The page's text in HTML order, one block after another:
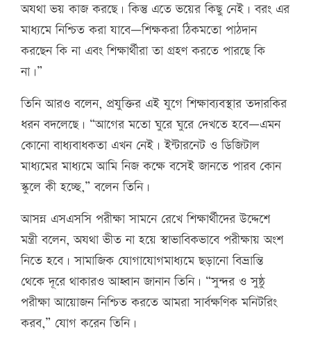
অযথা ভয় কাজ করছে। কিন্তু এতে ভয়ের কিছু নেই। বরং এর
মাধ্যমে নিশ্চিত করা যাবে—শিক্ষকরা ঠিকমতো পাঠদান
করছেন কি না এবং শিক্ষার্থীরা তা গ্রহণ করতে পারছে কি
না।”
তিনি আরও বলেন, প্রযুক্তির এই যুগে শিক্ষাব্যবস্থার তদারকির
ধরন বদলেছে। “আগের মতো ঘুরে ঘুরে দেখতে হবে—এমন
কোনো বাধ্যবাধকতা এখন নেই। ইন্টারনেট ও ডিজিটাল
মাধ্যমের মাধ্যমে আমি নিজ কক্ষে বসেই জানতে পারব কোন
স্কুলে কী হচ্ছে,” বলেন তিনি।
আসন্ন এসএসসি পরীক্ষা সামনে রেখে শিক্ষার্থীদের উদ্দেশে
মন্ত্রী বলেন, অযথা ভীত না হয়ে স্বাভাবিকভাবে পরীক্ষায় অংশ
নিতে হবে। সামাজিক যোগাযোগমাধ্যমে ছড়ানো বিভ্রান্তি
থেকে দূরে থাকারও আহ্বান জানান তিনি। “সুন্দর ও সুষ্ঠু
পরীক্ষা আয়োজন নিশ্চিত করতে আমরা সার্বক্ষণিক মনিটরিং
করব,” যোগ করেন তিনি।